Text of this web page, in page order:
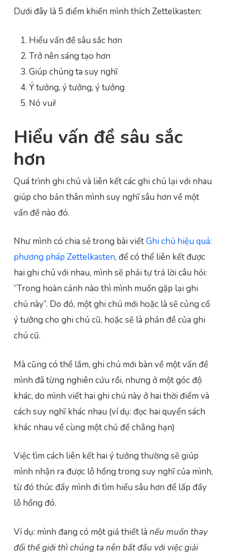
Dưới đây là 5 điểm khiến mình thích Zettelkasten:
Hiểu vấn đề sâu sắc hơn
Trở nên sáng tạo hơn
Giúp chúng ta suy nghĩ
Ý tưởng, ý tưởng, ý tưởng
Nó vui!
Hiểu vấn đề sâu sắc
hơn
Quá trình ghi chú và liên kết các ghi chú lại với nhau
giúp cho bản thân mình suy nghĩ sâu hơn về một
vấn đề nào đó.
Như mình có chia sẻ trong bài viếtGhi chú hiệu quả:
phương pháp Zettelkasten, để có thể liên kết được
hai ghi chú với nhau, mình sẽ phải tự trả lời câu hỏi:
“Trong hoàn cảnh nào thì mình muốn gặp lại ghi
chú này”. Do đó, một ghi chú mới hoặc là sẽ củng cố
ý tưởng cho ghi chú cũ, hoặc sẽ là phản đề của ghi
chú cũ.
Mà cũng có thể lắm, ghi chú mới bàn về một vấn đề
mình đã từng nghiên cứu rồi, nhưng ở một góc độ
khác, do mình viết hai ghi chú này ở hai thời điểm và
cách suy nghĩ khác nhau (ví dụ: đọc hai quyển sách
khác nhau về cùng một chủ đề chẳng hạn)
Việc tìm cách liên kết hai ý tưởng thường sẽ giúp
mình nhận ra được lỗ hổng trong suy nghĩ của mình,
từ đó thúc đẩy mình đi tìm hiểu sâu hơn để lấp đầy
lỗ hổng đó.
Ví dụ: mình đang có một giả thiết là nếu muốn thay
đổi thế giới thì chúng ta nên bắt đầu với việc giải